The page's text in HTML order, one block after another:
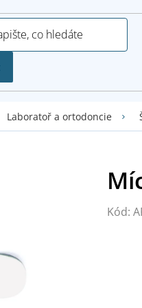
Laboratoř a ortodoncie
Kód: